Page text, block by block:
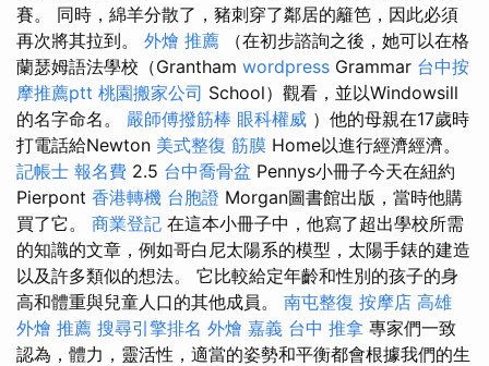
賽。 同時，綿羊分散了，豬刺穿了鄰居的籬笆，因此必須
再次將其拉到。 外燴 推薦 （在初步諮詢之後，她可以在格
蘭瑟姆語法學校（Grantham wordpress Grammar 台中按
摩推薦ptt 桃園搬家公司 School）觀看，並以Windowsill
的名字命名。 嚴師傅撥筋棒 眼科權威 ）他的母親在17歲時
打電話給Newton 美式整復 筋膜 Home以進行經濟經濟。
記帳士 報名費 2.5 台中喬骨盆 Pennys小冊子今天在紐約
Pierpont 香港轉機 台胞證 Morgan圖書館出版，當時他購
買了它。 商業登記 在這本小冊子中，他寫了超出學校所需
的知識的文章，例如哥白尼太陽系的模型，太陽手錶的建造
以及許多類似的想法。 它比較給定年齡和性別的孩子的身
高和體重與兒童人口的其他成員。 南屯整復 按摩店 高雄
外燴 推薦 搜尋引擎排名 外燴 嘉義 台中 推拿 專家們一致
認為，體力，靈活性，適當的姿勢和平衡都會根據我們的生